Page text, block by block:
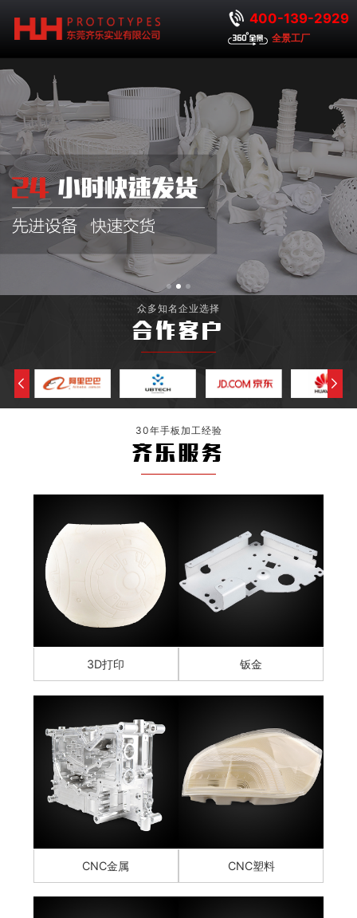
400-139-2929
全景工厂
众多知名企业选择
合作客户
30年手板加工经验
齐乐服务
3D打印 钣金
CNC金属 CNC塑料